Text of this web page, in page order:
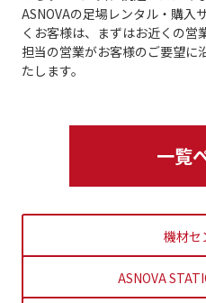
ASNOVAの足場レンタル・購入
くお客様は、まずはお近くの営
担当の営業がお客様のご要望に
たします。
一覧
機材セ
ASNOVA